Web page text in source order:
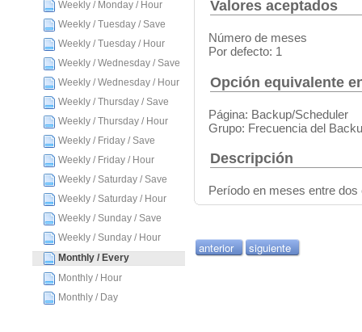
Weekly / Monday / Hour
Weekly / Tuesday / Save
Weekly / Tuesday / Hour
Weekly / Wednesday / Save
Weekly / Wednesday / Hour
Weekly / Thursday / Save
Weekly / Thursday / Hour
Weekly / Friday / Save
Weekly / Friday / Hour
Weekly / Saturday / Save
Weekly / Saturday / Hour
Weekly / Sunday / Save
Weekly / Sunday / Hour
Monthly / Every
Monthly / Hour
Monthly / Day
Valores aceptados
Número de meses
Por defecto: 1
Opción equivalente
Página: Backup/Scheduler
Grupo: Frecuencia del
Descripción
Período en meses entre
anterior siguiente